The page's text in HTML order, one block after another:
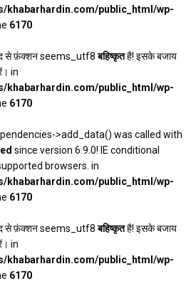
khabarhardin.com/public_html/wp-
6170
से फ़ंक्शन seems_utf8बहिष्कृतहै! इसके बजाय
in
khabarhardin.com/public_html/wp-
6170
>add_data() was called with
since version 6.9.0! IE conditional
browsers. in
khabarhardin.com/public_html/wp-
6170
से फ़ंक्शन seems_utf8बहिष्कृतहै! इसके बजाय
in
khabarhardin.com/public_html/wp-
6170